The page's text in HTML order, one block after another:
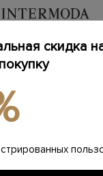
Войти
ВОЙТИ
скидка